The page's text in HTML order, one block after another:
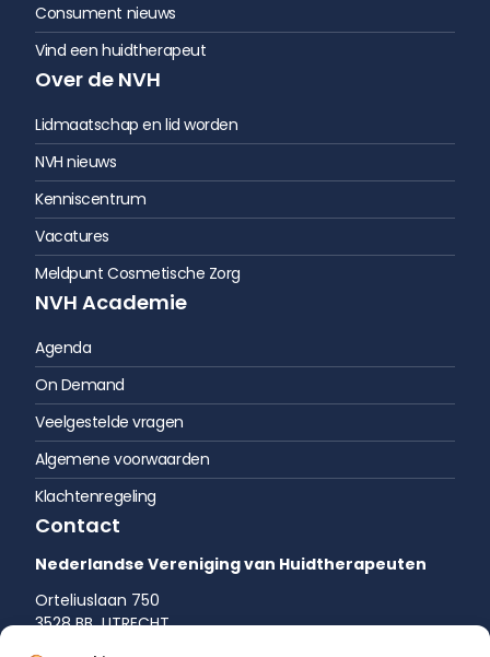
Consument nieuws
Vind een huidtherapeut
Over de NVH
Lidmaatschap en lid worden
NVH nieuws
Kenniscentrum
Vacatures
Meldpunt Cosmetische Zorg
NVH Academie
Agenda
On Demand
Veelgestelde vragen
Algemene voorwaarden
Klachtenregeling
Contact
Nederlandse Vereniging van Huidtherapeuten
Orteliuslaan 750
3528 BB UTRECHT